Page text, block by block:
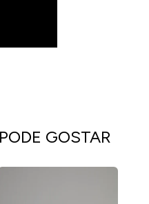
GOSTAR